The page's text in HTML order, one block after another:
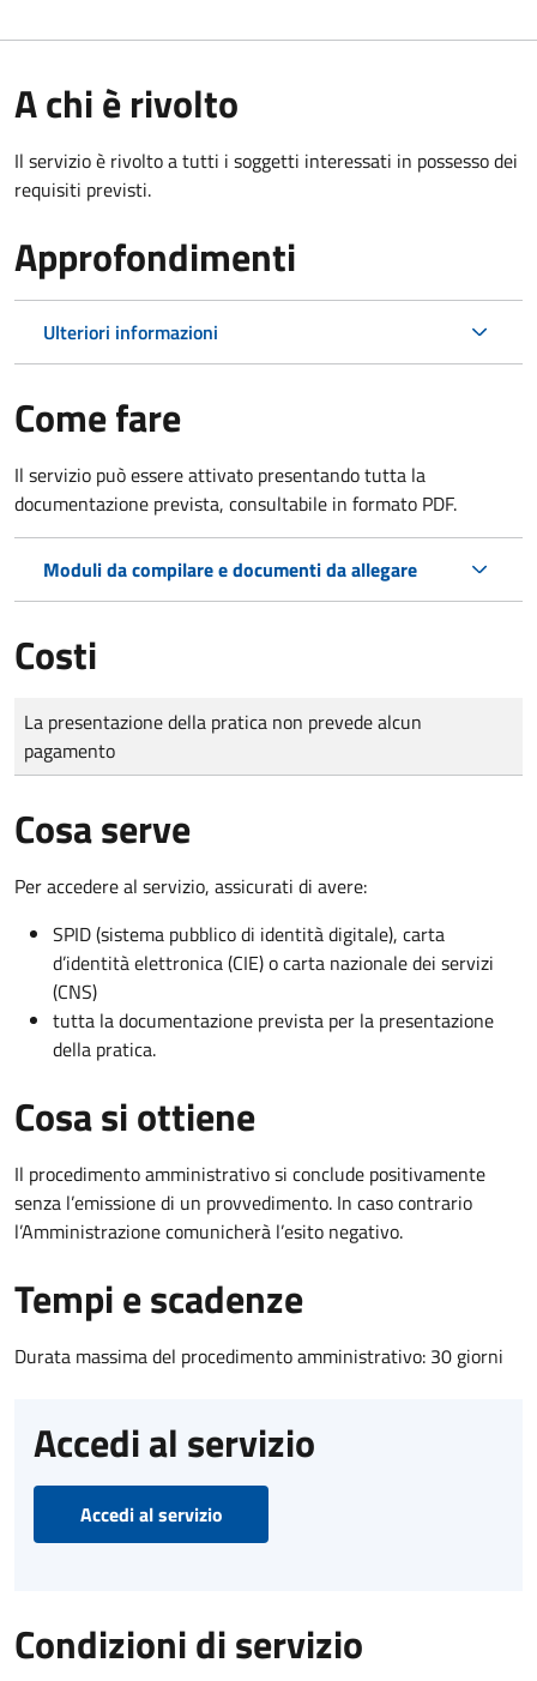
A chi è rivolto
Il servizio è rivolto a tutti i soggetti interessati in possesso dei
requisiti previsti.
Approfondimenti
Ulteriori informazioni
Come fare
Il servizio può essere attivato presentando tutta la
documentazione prevista, consultabile in formato PDF.
Moduli da compilare e documenti da allegare
Costi
Tipo di pagamento
Importo
La presentazione della pratica non prevede alcun
pagamento
Cosa serve
Per accedere al servizio, assicurati di avere:
SPID (sistema pubblico di identità digitale), carta
d’identità elettronica (CIE) o carta nazionale dei servizi
(CNS)
tutta la documentazione prevista per la presentazione
della pratica.
Cosa si ottiene
Il procedimento amministrativo si conclude positivamente
senza l’emissione di un provvedimento. In caso contrario
l’Amministrazione comunicherà l’esito negativo.
Tempi e scadenze
Durata massima del procedimento amministrativo: 30 giorni
Accedi al servizio
Accedi al servizio
Condizioni di servizio